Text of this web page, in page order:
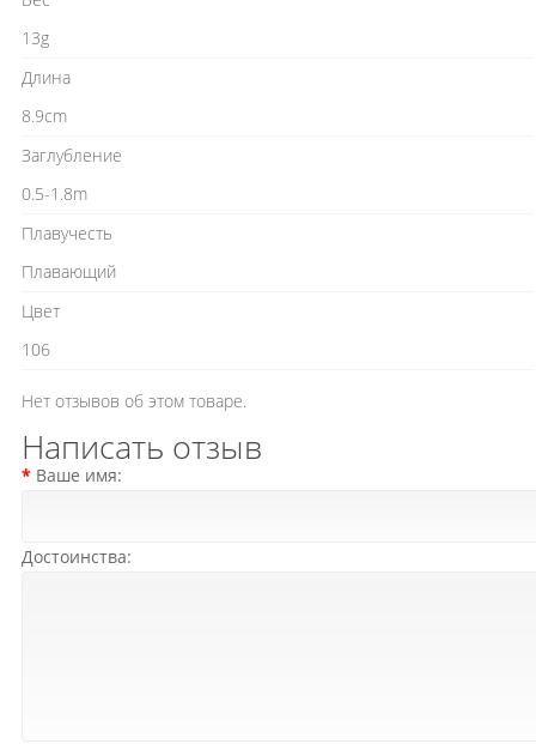
13g
Длина
8.9cm
Заглубление
0.5-1.8m
Плавучесть
Плавающий
Цвет
106
Нет отзывов об этом товаре.
Написать отзыв
Ваше имя:
Достоинства: